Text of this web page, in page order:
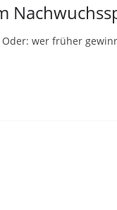
wer früher